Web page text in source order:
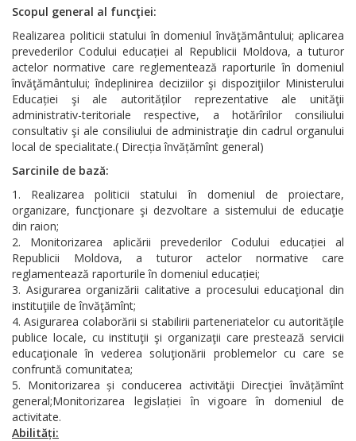
Scopul general al funcţiei:
Realizarea politicii statului în domeniul învăţământului; aplicarea
prevederilor Codului educației al Republicii Moldova, a tuturor
actelor normative care reglementează raporturile în domeniul
învăţământului; îndeplinirea deciziilor şi dispoziţiilor Ministerului
Educației şi ale autorităților reprezentative ale unităţii
administrativ-teritoriale respective, a hotărîrilor consiliului
consultativ şi ale consiliului de administraţie din cadrul organului
local de specialitate.( Direcția învățămînt general)
Sarcinile de bază:
Realizarea politicii statului în domeniul de proiectare,
organizare, funcţionare şi dezvoltare a sistemului de educaţie
din raion;
Monitorizarea aplicării prevederilor Codului educației al
Republicii Moldova, a tuturor actelor normative care
reglamentează raporturile în domeniul educației;
Asigurarea organizării calitative a procesului educaţional din
instituţiile de învăţămînt;
Asigurarea colaborării si stabilirii parteneriatelor cu autorităţile
publice locale, cu instituţii şi organizaţii care prestează servicii
educaţionale în vederea soluţionării problemelor cu care se
confruntă comunitatea;
Monitorizarea și conducerea activităţii Direcţiei învățămînt
general;Monitorizarea legislației în vigoare în domeniul de
activitate.
Abilități: